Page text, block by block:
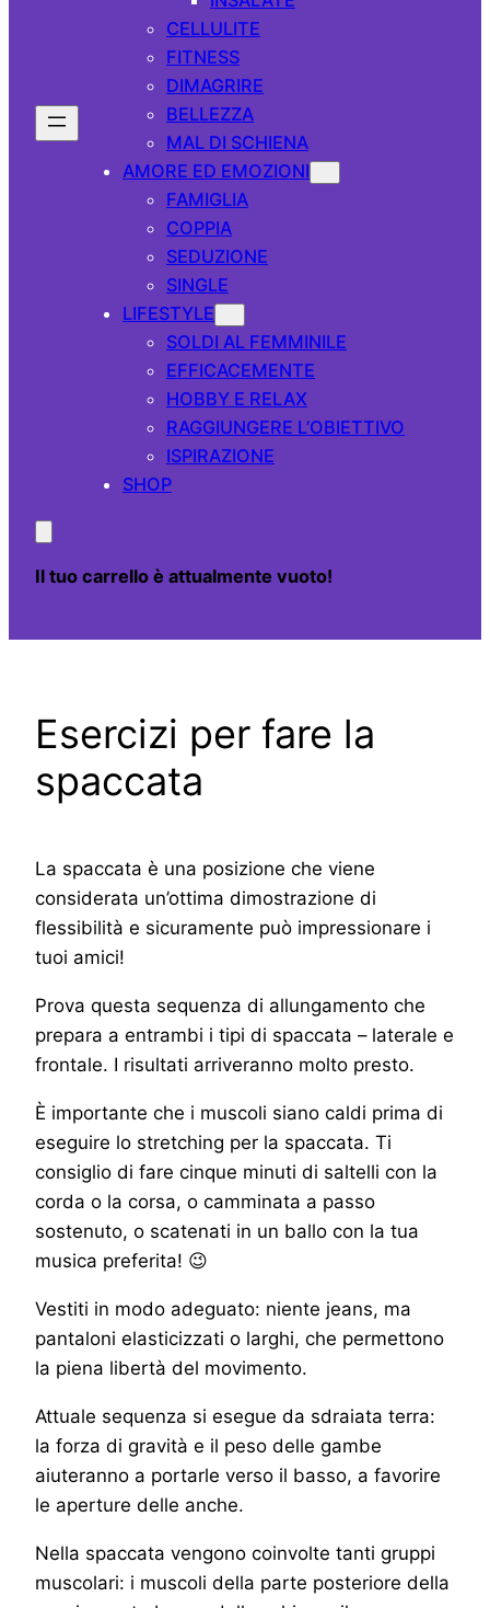
CELLULITE
FITNESS
DIMAGRIRE
BELLEZZA
MAL DI SCHIENA
AMORE ED EMOZIONI
FAMIGLIA
COPPIA
SEDUZIONE
SINGLE
LIFESTYLE
SOLDI AL FEMMINILE
EFFICACEMENTE
HOBBY E RELAX
RAGGIUNGERE L’OBIETTIVO
ISPIRAZIONE
SHOP
Il tuo carrello è attualmente vuoto!
Esercizi per fare la
spaccata
La spaccata è una posizione che viene
considerata un’ottima dimostrazione di
flessibilità e sicuramente può impressionare i
tuoi amici!
Prova questa sequenza di allungamento che
prepara a entrambi i tipi di spaccata – laterale e
frontale. I risultati arriveranno molto presto.
È importante che i muscoli siano caldi prima di
eseguire lo stretching per la spaccata. Ti
consiglio di fare cinque minuti di saltelli con la
corda o la corsa, o camminata a passo
sostenuto, o scatenati in un ballo con la tua
musica preferita! 😉
Vestiti in modo adeguato: niente jeans, ma
pantaloni elasticizzati o larghi, che permettono
la piena libertà del movimento.
Attuale sequenza si esegue da sdraiata terra:
la forza di gravità e il peso delle gambe
aiuteranno a portarle verso il basso, a favorire
le aperture delle anche.
Nella spaccata vengono coinvolte tanti gruppi
muscolari: i muscoli della parte posteriore della